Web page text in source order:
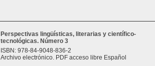
Perspectivas lingüísticas, literarias y científico-
tecnológicas. Número 3
ISBN: 978-84-9048-836-2
Archivo electrónico. PDF acceso libre Español